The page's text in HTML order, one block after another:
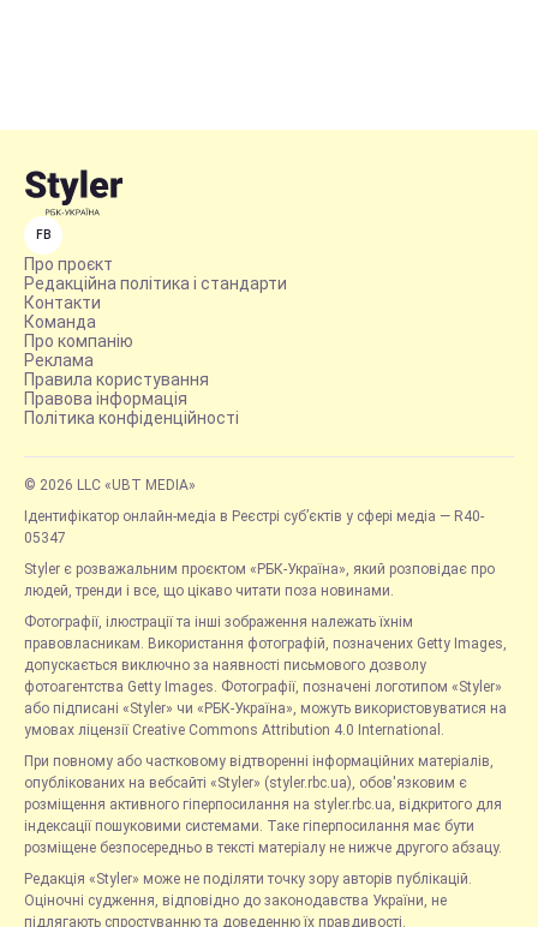
FB
Про проєкт
Редакційна політика і стандарти
Контакти
Команда
Про компанію
Реклама
Правила користування
Правова інформація
Політика конфіденційності
© 2026 LLC «UBT MEDIA»
Ідентифікатор онлайн-медіа в Реєстрі суб’єктів у сфері медіа — R40-
05347
Styler є розважальним проєктом «РБК-Україна», який розповідає про
людей, тренди і все, що цікаво читати поза новинами.
Фотографії, ілюстрації та інші зображення належать їхнім
правовласникам. Використання фотографій, позначених Getty Images,
допускається виключно за наявності письмового дозволу
фотоагентства Getty Images. Фотографії, позначені логотипом «Styler»
або підписані «Styler» чи «РБК-Україна», можуть використовуватися на
умовах ліцензії Creative Commons Attribution 4.0 International.
При повному або частковому відтворенні інформаційних матеріалів,
опублікованих на вебсайті «Styler» (styler.rbc.ua), обов'язковим є
розміщення активного гіперпосилання на styler.rbc.ua, відкритого для
індексації пошуковими системами. Таке гіперпосилання має бути
розміщене безпосередньо в тексті матеріалу не нижче другого абзацу.
Редакція «Styler» може не поділяти точку зору авторів публікацій.
Оціночні судження, відповідно до законодавства України, не
підлягають спростуванню та доведенню їх правдивості.